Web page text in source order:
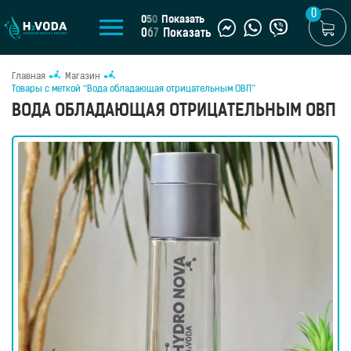
МАГАЗИН
Генераторы
водородной
воды
Портативные
генераторы
Стационарные
генераторы
Водородные
кувшины
Водородные
050 Показать
067 Показать
0
Главная
Магазин
Товары с меткой “Вода обладающая отрицательным ОВП”
ВОДА ОБЛАДАЮЩАЯ ОТРИЦАТЕЛЬНЫМ ОВП